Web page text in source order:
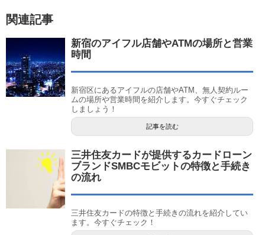
関連記事
新宿のアイフル店舗やATMの場所と営業
時間
新宿区にあるアイフルの店舗やATM、無人契約ルー
ムの場所や営業時間を紹介します。今すぐチェック
しましょう！
記事を読む
三井住友カードが提供するカードローン
ブランドSMBCモビットの特徴と手続き
の流れ
三井住友カードの特徴と手続きの流れを紹介してい
ます。今すぐチェック！